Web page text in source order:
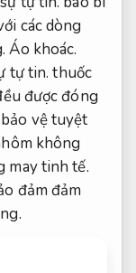
các dòng
Áo khoác.
tự tin. thuốc
được đóng
vệ tuyệt
không
may tinh tế.
đảm đảm